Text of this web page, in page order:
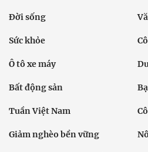
Đời sống
Sức khỏe
Ô tô xe máy
Bất động sản
Tuần Việt Nam
Giảm nghèo bền vững